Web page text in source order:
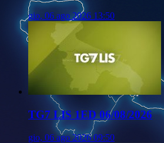
gio, 06 ago 2026 13:50
TG7 LIS 1ED 06/08/2026
gio, 06 ago 2026 09:50